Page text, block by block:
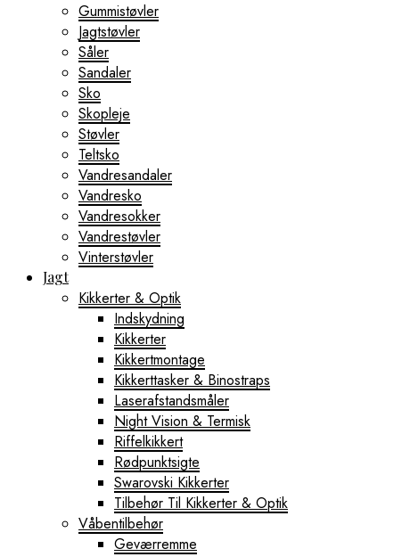
Gummistøvler
Jagtstøvler
Såler
Sandaler
Sko
Skopleje
Støvler
Teltsko
Vandresandaler
Vandresko
Vandresokker
Vandrestøvler
Vinterstøvler
Jagt
Kikkerter & Optik
Indskydning
Kikkerter
Kikkertmontage
Kikkerttasker & Binostraps
Laserafstandsmåler
Night Vision & Termisk
Riffelkikkert
Rødpunktsigte
Swarovski Kikkerter
Tilbehør Til Kikkerter & Optik
Våbentilbehør
Geværremme